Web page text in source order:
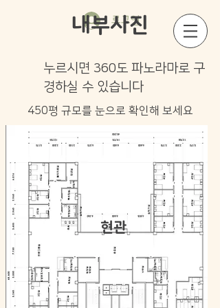
로그인
내부사진
누르시면 360도 파노라마로 구
경하실 수 있습니다
450평 규모를 눈으로 확인해 보세요
우측
​좌측
현관